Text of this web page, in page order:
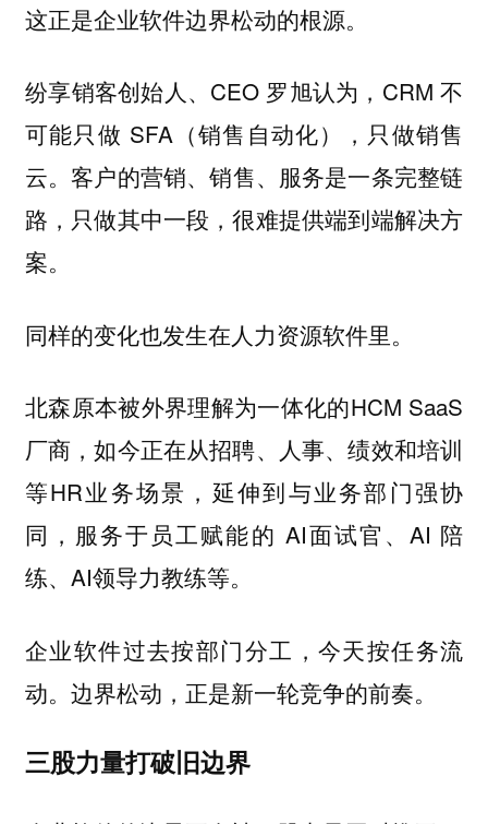
这正是企业软件边界松动的根源。
纷享销客创始人、CEO 罗旭认为，CRM 不
可能只做 SFA（销售自动化），只做销售
云。客户的营销、销售、服务是一条完整链
路，只做其中一段，很难提供端到端解决方
案。
同样的变化也发生在人力资源软件里。
北森原本被外界理解为一体化的HCM SaaS
厂商，如今正在从招聘、人事、绩效和培训
等HR业务场景，延伸到与业务部门强协
同，服务于员工赋能的 AI面试官、AI 陪
练、AI领导力教练等。
企业软件过去按部门分工，今天按任务流
动。边界松动，正是新一轮竞争的前奏。
三股力量打破旧边界